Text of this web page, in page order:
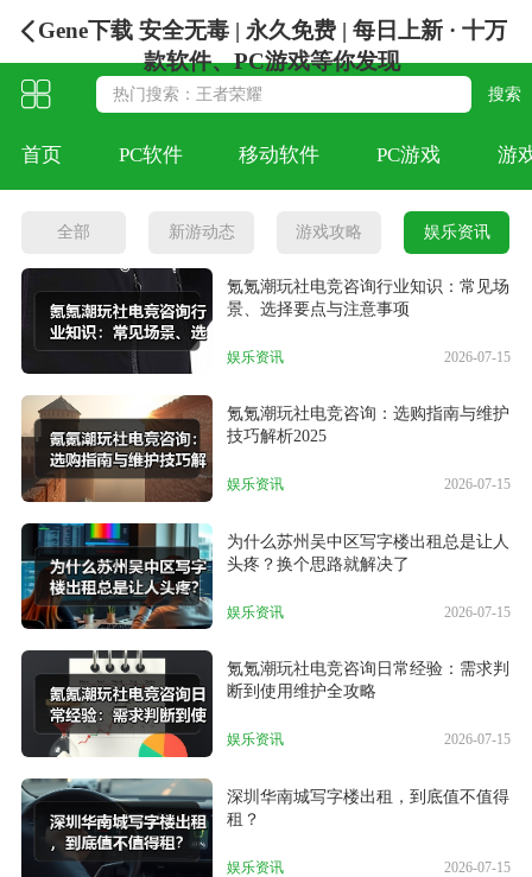
Gene下载 安全无毒 | 永久免费 | 每日上新 · 十万
款软件、PC游戏等你发现
首页 PC软件 移动软件 PC游戏 游
全部 新游动态 游戏攻略 娱乐资讯
氪氪潮玩社电竞咨询行业知识：常见场
景、选择要点与注意事项
娱乐资讯 2026-07-15
氪氪潮玩社电竞咨询：选购指南与维护
技巧解析2025
娱乐资讯 2026-07-15
为什么苏州吴中区写字楼出租总是让人
头疼？换个思路就解决了
娱乐资讯 2026-07-15
氪氪潮玩社电竞咨询日常经验：需求判
断到使用维护全攻略
娱乐资讯 2026-07-15
深圳华南城写字楼出租，到底值不值得
租？
娱乐资讯 2026-07-15